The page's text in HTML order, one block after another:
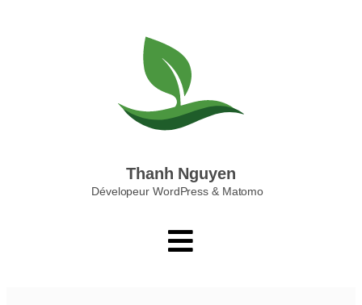
Thanh Nguyen
Dévelopeur WordPress & Matomo